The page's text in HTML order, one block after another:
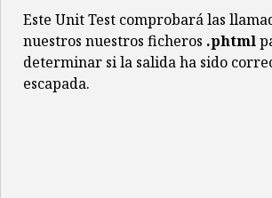
Este Unit Test comprobará las
nuestros nuestros ficheros .phtml
determinar si la salida ha sido
escapada.